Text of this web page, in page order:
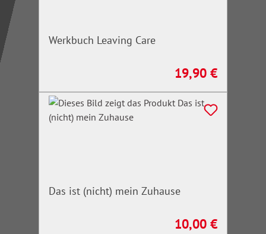
Werkbuch Leaving Care
Regulärer Preis:
19,90 €
Das ist (nicht) mein Zuhause
Regulärer Preis:
10,00 €